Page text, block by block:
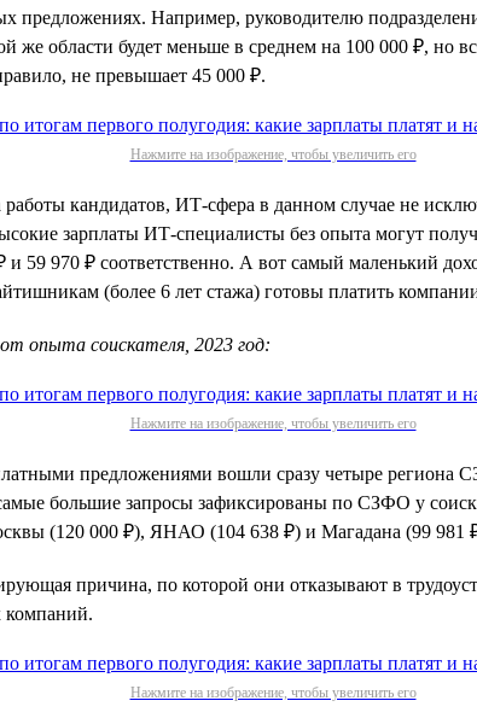
предложениях. Например, руководителю
же области будет меньше в среднем на 100 000 ₽, но
не превышает 45 000 ₽.
Нажмите на изображение, чтобы увеличить его
кандидатов, ИТ-сфера в данном случае не
зарплаты ИТ-специалисты без опыта могут
59 970 ₽ соответственно. А вот самый маленький
(более 6 лет стажа) готовы платить
опыта соискателя, 2023 год:
Нажмите на изображение, чтобы увеличить его
предложениями вошли сразу четыре региона
большие запросы зафиксированы по СЗФО у
(120 000 ₽), ЯНАО (104 638 ₽) и Магадана (99 981
причина, по которой они отказывают в
компаний.
Нажмите на изображение, чтобы увеличить его